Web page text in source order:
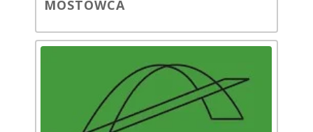
MOSTOWCA